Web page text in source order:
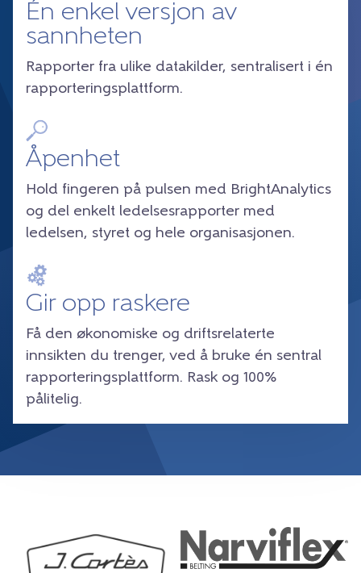
Én enkel versjon av
sannheten
Rapporter fra ulike datakilder, sentralisert i én
rapporteringsplattform.
Åpenhet
Hold fingeren på pulsen med BrightAnalytics
og del enkelt ledelsesrapporter med
ledelsen, styret og hele organisasjonen.
Gir opp raskere
Få den økonomiske og driftsrelaterte
innsikten du trenger, ved å bruke én sentral
rapporteringsplattform. Rask og 100%
pålitelig.